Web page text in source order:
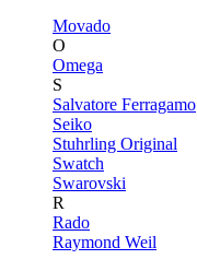
Movado
O
Omega
S
Salvatore Ferragamo
Seiko
Stuhrling Original
Swatch
Swarovski
R
Rado
Raymond Weil